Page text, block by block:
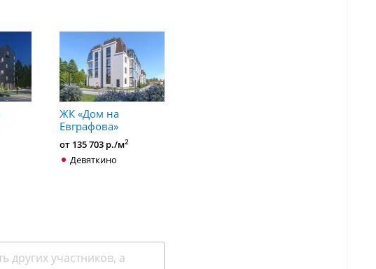
ЖК «Дом на
Евграфова»
от 135 703 р./м2
Девяткино